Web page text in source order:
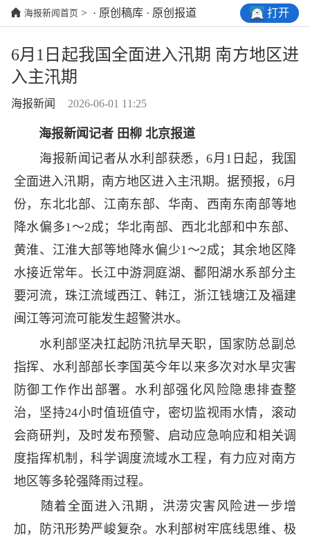
海报新闻首页 > · 原创稿库 · 原创报道 打开
6月1日起我国全面进入汛期 南方地区进
入主汛期
海报新闻 2026-06-01 11:25
海报新闻记者 田柳 北京报道
海报新闻记者从水利部获悉，6月1日起，我国
全面进入汛期，南方地区进入主汛期。据预报，6月
份，东北北部、江南东部、华南、西南东南部等地
降水偏多1～2成；华北南部、西北北部和中东部、
黄淮、江淮大部等地降水偏少1～2成；其余地区降
水接近常年。长江中游洞庭湖、鄱阳湖水系部分主
要河流，珠江流域西江、韩江，浙江钱塘江及福建
闽江等河流可能发生超警洪水。
水利部坚决扛起防汛抗旱天职，国家防总副总
指挥、水利部部长李国英今年以来多次对水旱灾害
防御工作作出部署。水利部强化风险隐患排查整
治，坚持24小时值班值守，密切监视雨水情，滚动
会商研判，及时发布预警、启动应急响应和相关调
度指挥机制，科学调度流域水工程，有力应对南方
地区等多轮强降雨过程。
随着全面进入汛期，洪涝灾害风险进一步增
加，防汛形势严峻复杂。水利部树牢底线思维、极